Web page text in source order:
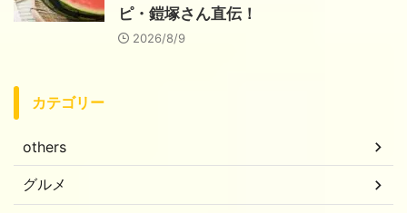
ピ・鎧塚さん直伝！
2026/8/9
カテゴリー
others
グルメ